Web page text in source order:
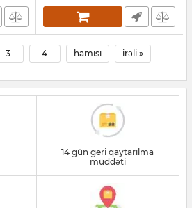
3 4 hamısı irəli »
14 gün geri qaytarılma
müddəti